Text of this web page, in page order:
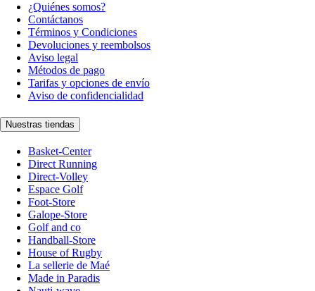
¿Quiénes somos?
Contáctanos
Términos y Condiciones
Devoluciones y reembolsos
Aviso legal
Métodos de pago
Tarifas y opciones de envío
Aviso de confidencialidad
Nuestras tiendas
Basket-Center
Direct Running
Direct-Volley
Espace Golf
Foot-Store
Galope-Store
Golf and co
Handball-Store
House of Rugby
La sellerie de Maé
Made in Paradis